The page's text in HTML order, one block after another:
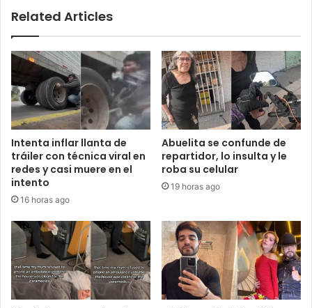
México”
Related Articles
Intenta inflar llanta de
tráiler con técnica viral en
redes y casi muere en el
intento
16 horas ago
Abuelita se confunde de
repartidor, lo insulta y le
roba su celular
19 horas ago